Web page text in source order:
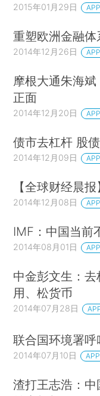
2015年01月29日
重塑欧洲金融体
2014年12月26日
摩根大通朱海
正面
2014年12月20日
债市去杠杆 股
2014年12月09日
【全球财经晨
2014年12月08日
IMF：中国当前
2014年08月01日
中金彭文生：
用、松货币
2014年07月28日
联合国环境署
2014年07月10日
渣打王志浩：